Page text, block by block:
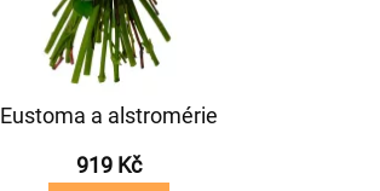
Eustoma a alstromérie
919 Kč